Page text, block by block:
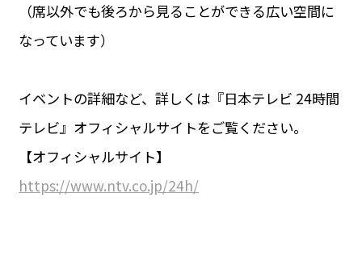
（席以外でも後ろから見ることができる広い空間に
なっています）
イベントの詳細など、詳しくは『日本テレビ 24時間
テレビ』オフィシャルサイトをご覧ください。
【オフィシャルサイト】
https://www.ntv.co.jp/24h/